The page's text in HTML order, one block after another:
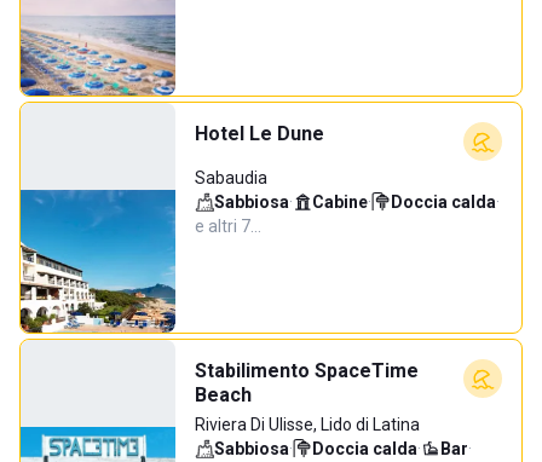
Hotel Le Dune
Sabaudia
Sabbiosa· Cabine· Doccia calda·
e altri 7…
Stabilimento SpaceTime
Beach
Riviera Di Ulisse, Lido di Latina
Sabbiosa· Doccia calda· Bar·